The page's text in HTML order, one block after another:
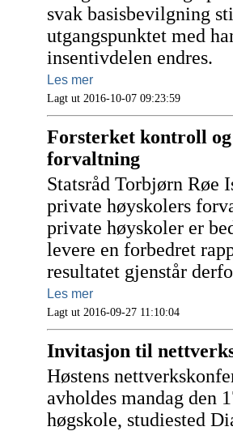
svak basisbevilgning
utgangspunktet med
insentivdelen endres.
Les mer
Lagt ut 2016-10-07 09:23:59
Forsterket kontroll
forvaltning
Statsråd Torbjørn Røe
private høyskolers
private høyskoler er
levere en forbedret
resultatet gjenstår
Les mer
Lagt ut 2016-09-27 11:10:04
Invitasjon til
Høstens
avholdes mandag den
høgskole, studiested